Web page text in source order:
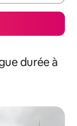
durée à